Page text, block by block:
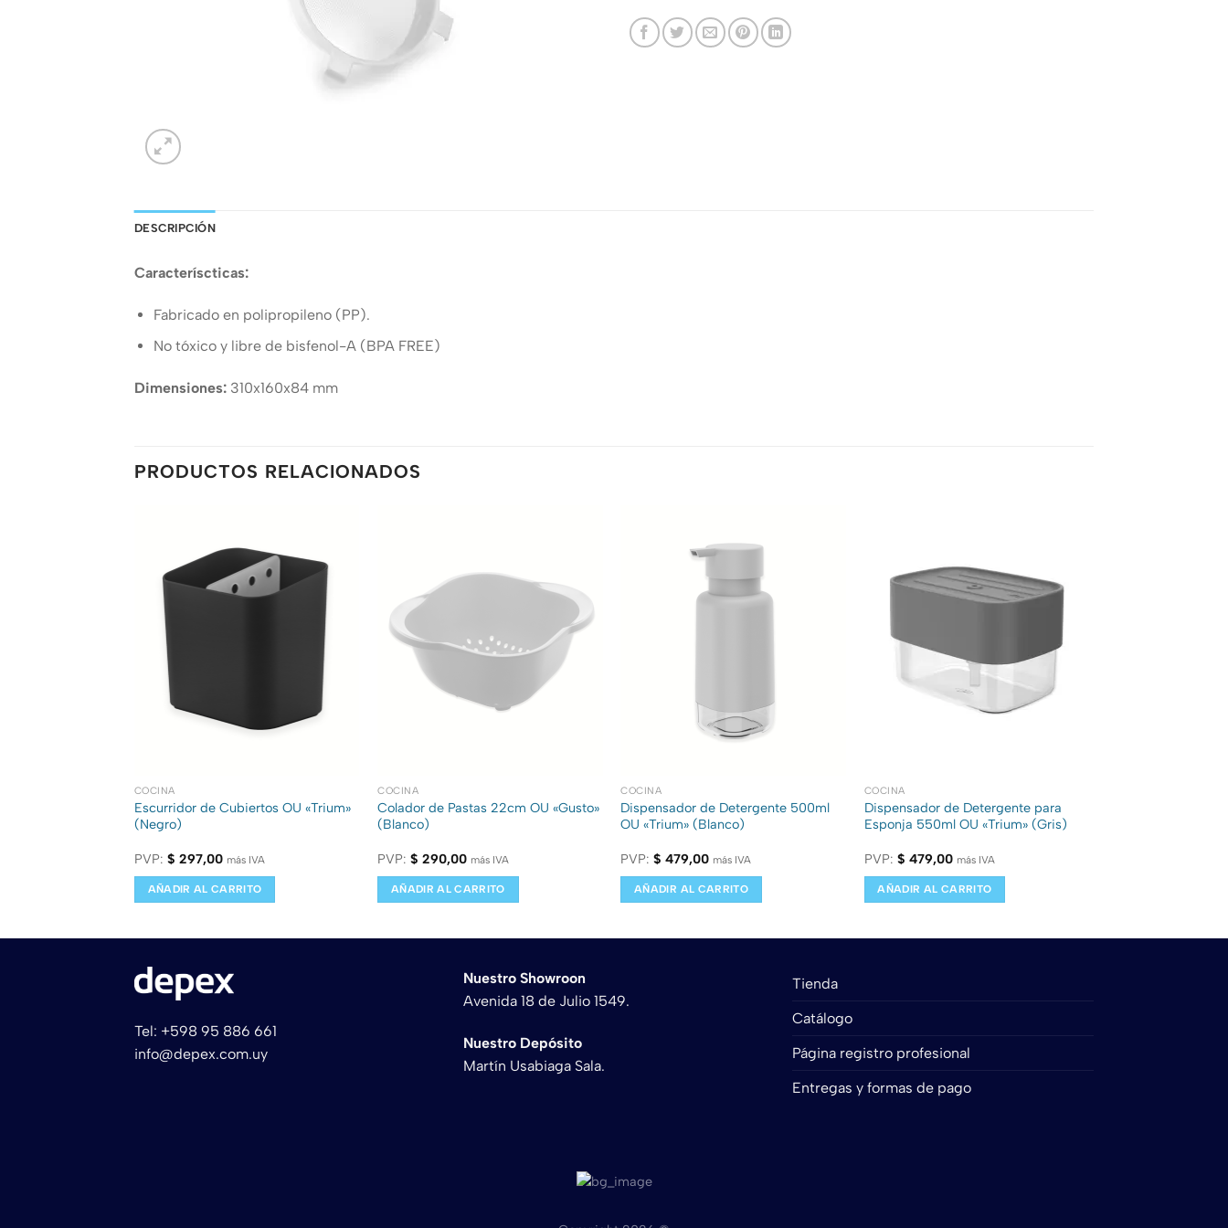
DESCRIPCIÓN
Caracteríscticas:
Fabricado en polipropileno (PP).
No tóxico y libre de bisfenol-A (BPA FREE)
Dimensiones: 310x160x84 mm
PRODUCTOS RELACIONADOS
COCINA
Escurridor de Cubiertos OU «Trium»
(Negro)
PVP: $ 297,00 más IVA
AÑADIR AL CARRITO
COCINA
Colador de Pastas 22cm OU «Gusto»
(Blanco)
PVP:$ 290,00 más IVA
AÑADIR AL CARRITO
COCINA
Dispensador de Detergente 500ml
OU «Trium» (Blanco)
PVP:$ 479,00 más IVA
AÑADIR AL CARRITO
COCINA
Dispensador de Detergente para
Esponja 550ml OU «Trium» (Gris)
PVP: $ 479,00 más IVA
AÑADIR AL CARRITO
Tel: +598 95 886 661
info@depex.com.uy
Nuestro Showroon
Avenida 18 de Julio 1549.
Nuestro Depósito
Martín Usabiaga Sala.
Tienda
Catálogo
Página registro profesional
Entregas y formas de pago